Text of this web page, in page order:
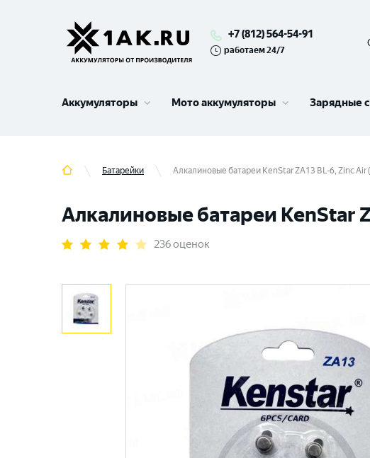
+7 (812) 564-54-91
работаем 24/7
Аккумуляторы Мото аккумуляторы Зарядные
Батарейки Алкалиновые батареи KenStar ZA13 BL-6, Zinc Air
Алкалиновые батареи KenStar
236 оценок